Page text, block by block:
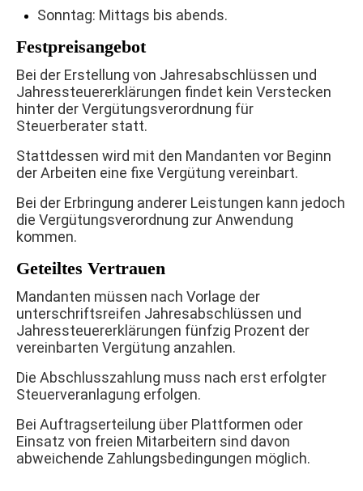
Sonntag: Mittags bis abends.
Festpreisangebot
Bei der Erstellung von Jahresabschlüssen und
Jahressteuererklärungen findet kein Verstecken
hinter der Vergütungsverordnung für
Steuerberater statt.
Stattdessen wird mit den Mandanten vor Beginn
der Arbeiten eine fixe Vergütung vereinbart.
Bei der Erbringung anderer Leistungen kann jedoch
die Vergütungsverordnung zur Anwendung
kommen.
Geteiltes Vertrauen
Mandanten müssen nach Vorlage der
unterschriftsreifen Jahresabschlüssen und
Jahressteuererklärungen fünfzig Prozent der
vereinbarten Vergütung anzahlen.
Die Abschlusszahlung muss nach erst erfolgter
Steuerveranlagung erfolgen.
Bei Auftragserteilung über Plattformen oder
Einsatz von freien Mitarbeitern sind davon
abweichende Zahlungsbedingungen möglich.